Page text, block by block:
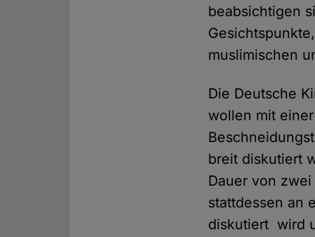
beabsichtigen
muslimischen
Die Deutsche
wollen mit
breit diskutiert
Dauer von
stattdessen an
diskutiert wird